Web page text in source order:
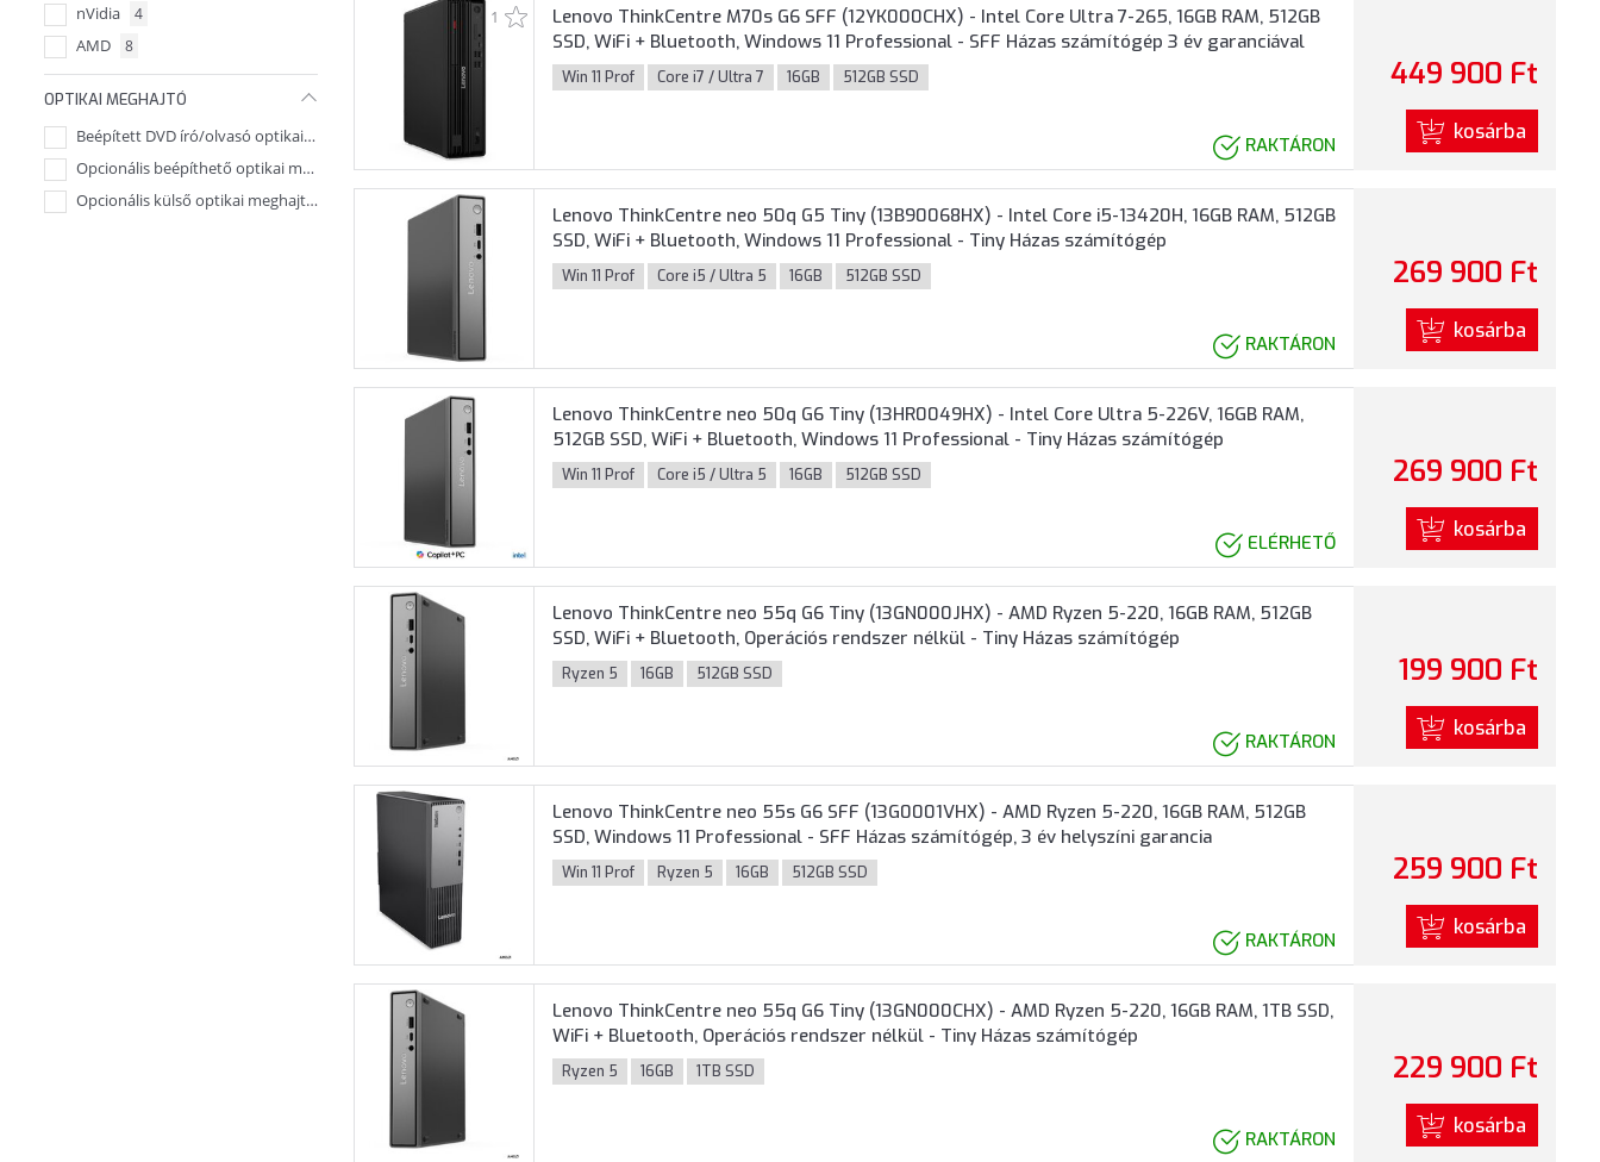
nVidia 4
AMD 8
OPTIKAI MEGHAJTÓ
Beépített DVD író/olvasó optikai meghajtó
Opcionális beépíthető optikai meghajtó (Külön megv 10
Opcionális külső optikai meghajtó (Külön megvásáro 45
1
Lenovo ThinkCentre M70s G6 SFF (12YK000CHX) - Intel Core Ultra 7-265, 16GB RAM, 512GB
SSD, WiFi + Bluetooth, Windows 11 Professional - SFF Házas számítógép 3 év garanciával
Win 11 Prof Core i7 / Ultra 7 16GB 512GB SSD
RAKTÁRON
449 900 Ft
kosárba
Lenovo ThinkCentre neo 50q G5 Tiny (13B90068HX) - Intel Core i5-13420H, 16GB RAM, 512GB
SSD, WiFi + Bluetooth, Windows 11 Professional - Tiny Házas számítógép
Win 11 Prof Core i5 / Ultra 5 16GB 512GB SSD
RAKTÁRON
269 900 Ft
kosárba
Lenovo ThinkCentre neo 50q G6 Tiny (13HR0049HX) - Intel Core Ultra 5-226V, 16GB RAM,
512GB SSD, WiFi + Bluetooth, Windows 11 Professional - Tiny Házas számítógép
Win 11 Prof Core i5 / Ultra 5 16GB 512GB SSD
ELÉRHETŐ
269 900 Ft
kosárba
Lenovo ThinkCentre neo 55q G6 Tiny (13GN000JHX) - AMD Ryzen 5-220, 16GB RAM, 512GB
SSD, WiFi + Bluetooth, Operációs rendszer nélkül - Tiny Házas számítógép
Ryzen 5 16GB 512GB SSD
RAKTÁRON
199 900 Ft
kosárba
Lenovo ThinkCentre neo 55s G6 SFF (13G0001VHX) - AMD Ryzen 5-220, 16GB RAM, 512GB
SSD, Windows 11 Professional - SFF Házas számítógép, 3 év helyszíni garancia
Win 11 Prof Ryzen 5 16GB 512GB SSD
RAKTÁRON
259 900 Ft
kosárba
Lenovo ThinkCentre neo 55q G6 Tiny (13GN000CHX) - AMD Ryzen 5-220, 16GB RAM, 1TB SSD,
WiFi + Bluetooth, Operációs rendszer nélkül - Tiny Házas számítógép
Ryzen 5 16GB 1TB SSD
RAKTÁRON
229 900 Ft
kosárba